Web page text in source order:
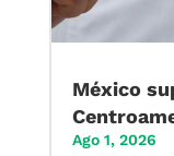
México
Ago 1, 2026